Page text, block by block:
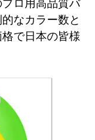
なカラー数と
で日本の皆様